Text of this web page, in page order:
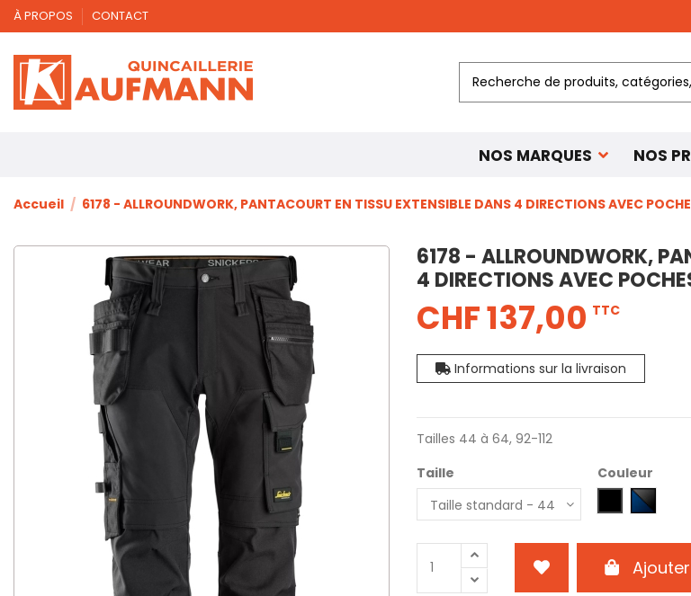
À PROPOS CONTACT
NOS
NOS MARQUES
Accueil 6178 - ALLROUNDWORK, PANTACOURT EN TISSU EXTENSIBLE DANS 4 DIRECTIONS AVEC
6178 - ALLROUNDWORK,
4 DIRECTIONS AVEC
CHF 137,00 TTC
Informations sur la livraison
Tailles 44 à 64, 92-112
Taille
Couleur
0404 - Noir
9504 -